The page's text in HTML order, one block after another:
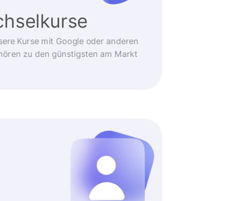
Kurse mit Google oder anderen
zu den günstigsten am Markt